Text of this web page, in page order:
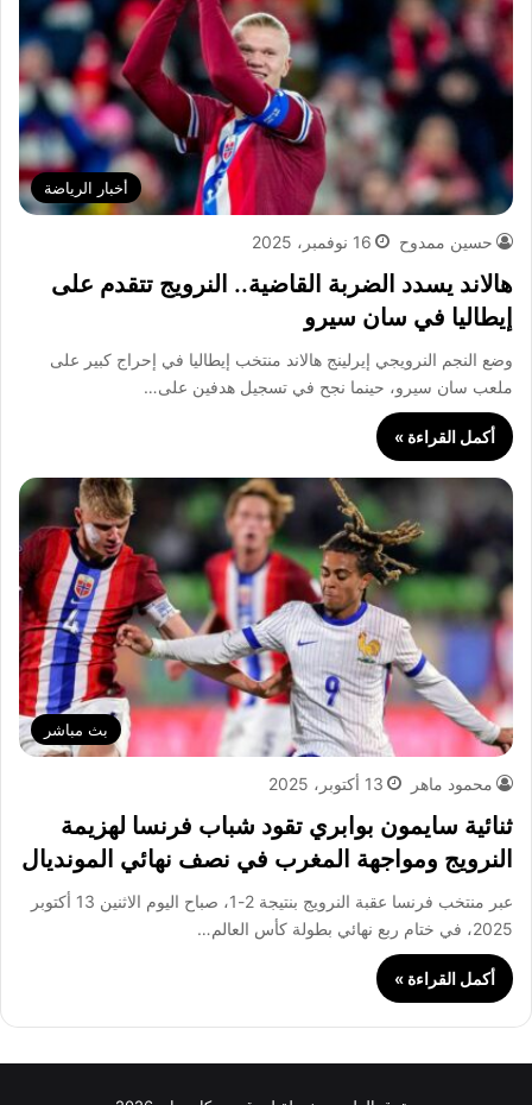
أخبار الرياضة
حسين ممدوح 16 نوفمبر، 2025
هالاند يسدد الضربة القاضية.. النرويج تتقدم على
إيطاليا في سان سيرو
وضع النجم النرويجي إيرلينج هالاند منتخب إيطاليا في إحراج كبير على
ملعب سان سيرو، حينما نجح في تسجيل هدفين على…
أكمل القراءة »
بث مباشر
محمود ماهر 13 أكتوبر، 2025
ثنائية سايمون بوابري تقود شباب فرنسا لهزيمة
النرويج ومواجهة المغرب في نصف نهائي المونديال
عبر منتخب فرنسا عقبة النرويج بنتيجة 2-1، صباح اليوم الاثنين 13 أكتوبر
2025، في ختام ربع نهائي بطولة كأس العالم…
أكمل القراءة »